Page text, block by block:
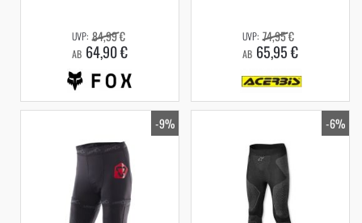
AB 64,90 €
84,99 €
AB 65,95 €
74,95 €
-9% -6%